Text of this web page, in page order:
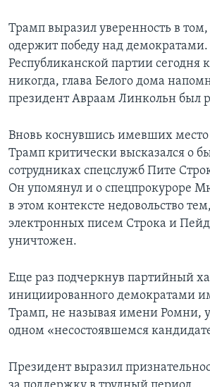
Трамп выразил уверенность в том,
одержит победу над демократами.
Республиканской партии сегодня
никогда, глава Белого дома
президент Авраам Линкольн был
Вновь коснувшись имевших место
Трамп критически высказался о
сотрудниках спецслужб Пите
Он упомянул и о спецпрокуроре
в этом контексте недовольство
электронных писем Строка и
уничтожен.
Еще раз подчеркнув партийный
инициированного демократами
Трамп, не называя имени Ромни,
одном «несостоявшемся
Президент выразил